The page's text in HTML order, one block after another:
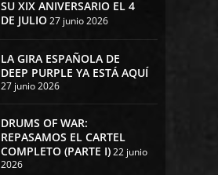
SU XIX ANIVERSARIO EL 4
DE JULIO27 junio 2026
LA GIRA ESPAÑOLA DE
DEEP PURPLE YA ESTÁ AQUÍ
27 junio 2026
DRUMS OF WAR:
REPASAMOS EL CARTEL
COMPLETO (PARTE I)22 junio
2026